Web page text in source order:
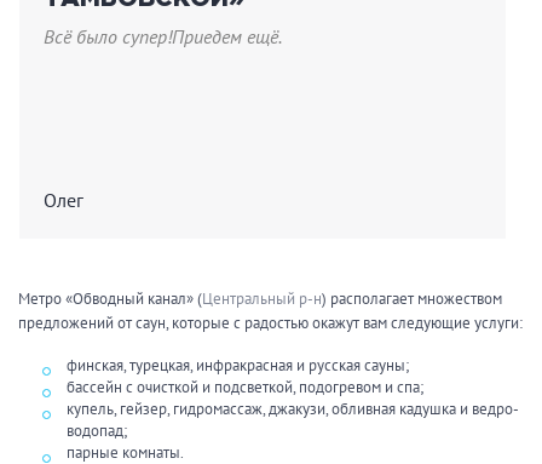
Всё было супер!Приедем ещё.
Олег
Метро «Обводный канал» (Центральный р-н) располагает множеством
предложений от саун, которые с радостью окажут вам следующие услуги:
финская, турецкая, инфракрасная и русская сауны;
бассейн с очисткой и подсветкой, подогревом и спа;
купель, гейзер, гидромассаж, джакузи, обливная кадушка и ведро-
водопад;
парные комнаты.